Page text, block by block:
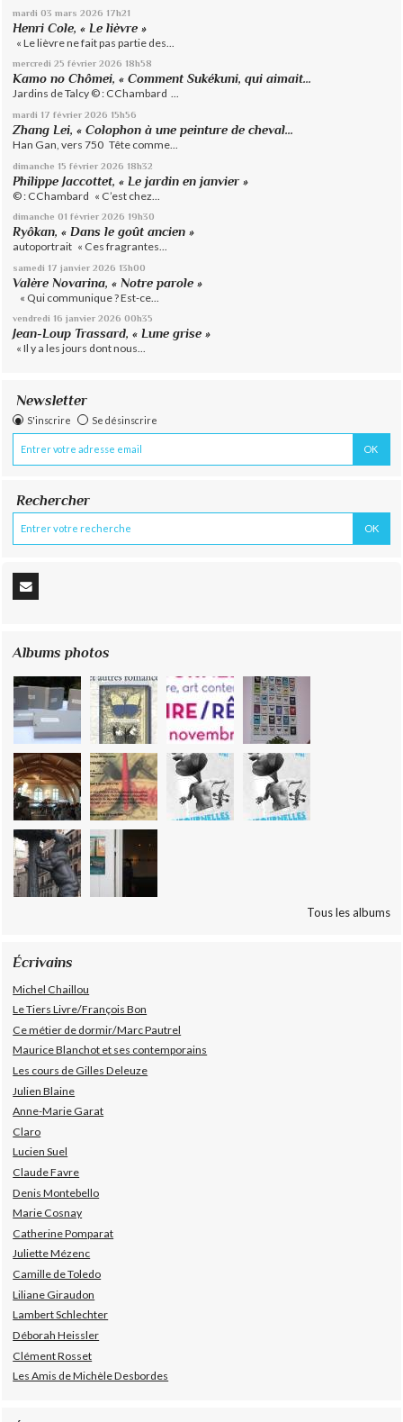
mardi 03 mars 2026 17h21
Henri Cole, « Le lièvre »
« Le lièvre ne fait pas partie des...
mercredi 25 février 2026 18h58
Kamo no Chômei, « Comment Sukékuni, qui aimait...
Jardins de Talcy © : CChambard ...
mardi 17 février 2026 15h56
Zhang Lei, « Colophon à une peinture de cheval...
Han Gan, vers 750 Tête comme...
dimanche 15 février 2026 18h32
Philippe Jaccottet, « Le jardin en janvier »
© : CChambard « C’est chez...
dimanche 01 février 2026 19h30
Ryôkan, « Dans le goût ancien »
autoportrait « Ces fragrantes...
samedi 17 janvier 2026 13h00
Valère Novarina, « Notre parole »
« Qui communique ? Est-ce...
vendredi 16 janvier 2026 00h35
Jean-Loup Trassard, « Lune grise »
« Il y a les jours dont nous...
Newsletter
S'inscrire Se désinscrire
Rechercher
Albums photos
Tous les albums
Écrivains
Michel Chaillou
Le Tiers Livre/François Bon
Ce métier de dormir/Marc Pautrel
Maurice Blanchot et ses contemporains
Les cours de Gilles Deleuze
Julien Blaine
Anne-Marie Garat
Claro
Lucien Suel
Claude Favre
Denis Montebello
Marie Cosnay
Catherine Pomparat
Juliette Mézenc
Camille de Toledo
Liliane Giraudon
Lambert Schlechter
Déborah Heissler
Clément Rosset
Les Amis de Michèle Desbordes